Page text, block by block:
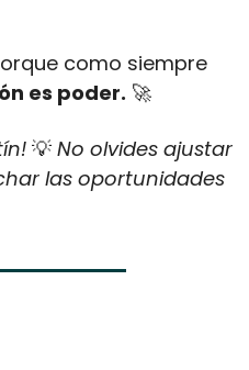
como siempre
es poder. 🚀
💡 No olvides ajustar
las oportunidades